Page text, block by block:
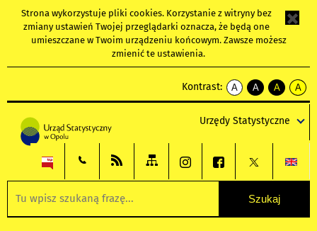
Strona wykorzystuje pliki cookies. Korzystanie z witryny bez
zmiany ustawień Twojej przeglądarki oznacza, że będą one
umieszczane w Twoim urządzeniu końcowym. Zawsze możesz
zmienić te ustawienia.
Kontrast:
A
kontrast
A
kontrast
tekst
czarnym
A
kontrast
tekst
czarnym
A
tekst
żółtym
Urzędy Statystyczne